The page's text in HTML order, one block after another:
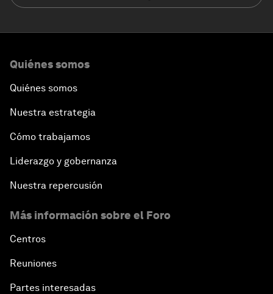
Quiénes somos
Quiénes somos
Nuestra estrategia
Cómo trabajamos
Liderazgo y gobernanza
Nuestra repercusión
Más información sobre el Foro
Centros
Reuniones
Partes interesadas